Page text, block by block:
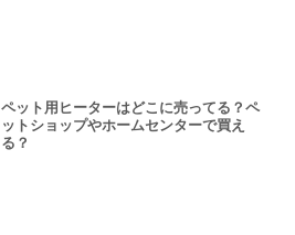
ペット用ヒーターはどこに売ってる？ペ
ットショップやホームセンターで買え
る？